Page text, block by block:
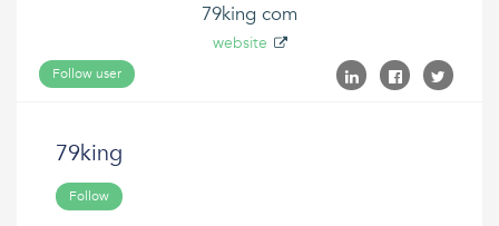
79king com
website
Follow user
79king
Follow